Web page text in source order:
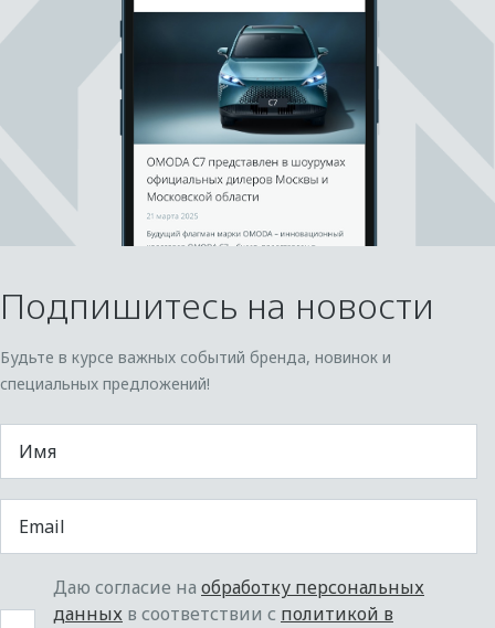
Подпишитесь на новости
Будьте в курсе важных событий бренда, новинок и
специальных предложений!
Даю согласие на обработку персональных
данных в соответствии с политикой в